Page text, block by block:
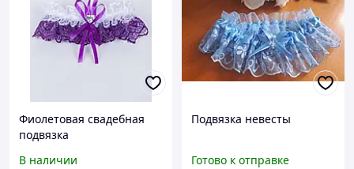
Фиолетовая свадебная
подвязка
В наличии
Подвязка невесты
Готово к отправке